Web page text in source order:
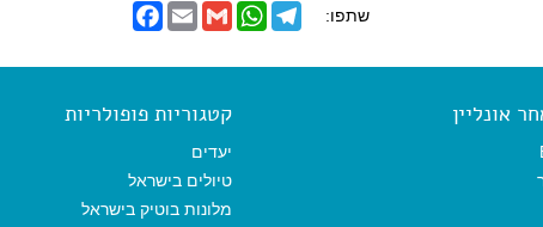
שתפו:
F
a
e
o
o
E
m
i
G
m
i
W
h
t
T
e
e
אונליין קטגוריות פופולריות
יעדים
טיולים בישראל
מלונות בוטיק בישראל